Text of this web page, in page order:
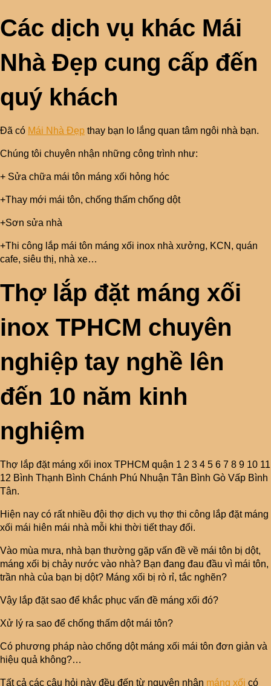
Các dịch vụ khác Mái
Nhà Đẹp cung cấp đến
quý khách
Đã có Mái Nhà Đẹp thay bạn lo lắng quan tâm ngôi nhà bạn.
Chúng tôi chuyên nhận những công trình như:
+ Sửa chữa mái tôn máng xối hỏng hóc
+Thay mới mái tôn, chống thấm chống dột
+Sơn sửa nhà
+Thi công lắp mái tôn máng xối inox nhà xưởng, KCN, quán
cafe, siêu thị, nhà xe…
Thợ lắp đặt máng xối
inox TPHCM chuyên
nghiệp tay nghề lên
đến 10 năm kinh
nghiệm
Thợ lắp đặt máng xối inox TPHCM quận 1 2 3 4 5 6 7 8 9 10 11
12 Bình Thạnh Bình Chánh Phú Nhuận Tân Bình Gò Vấp Bình
Tân.
Hiện nay có rất nhiều đội thợ dịch vụ thợ thi công lắp đặt máng
xối mái hiên mái nhà mỗi khi thời tiết thay đổi.
Vào mùa mưa, nhà bạn thường gặp vấn đề về mái tôn bị dột,
máng xối bị chảy nước vào nhà? Bạn đang đau đầu vì mái tôn,
trần nhà của bạn bị dột? Máng xối bị rò rỉ, tắc nghẽn?
Vậy lắp đặt sao để khắc phục vấn đề máng xối đó?
Xử lý ra sao để chống thấm dột mái tôn?
Có phương pháp nào chống dột máng xối mái tôn đơn giản và
hiệu quả không?…
Tất cả các câu hỏi này đều đến từ nguyên nhân máng xối có